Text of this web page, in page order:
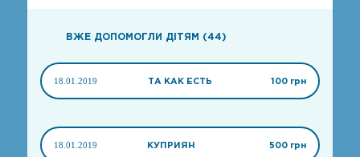
ВЖЕ ДОПОМОГЛИ ДІТЯМ (44)
18.01.2019 ТА КАК ЕСТЬ 100 грн
18.01.2019 КУПРИЯН 500 грн